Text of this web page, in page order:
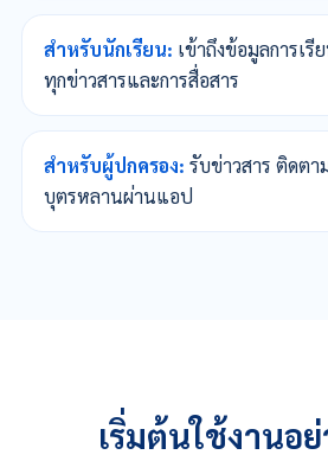
สำหรับนักเรียน: เข้าถึงข้อมูลการเ
ทุกข่าวสารและการสื่อสาร
สำหรับผู้ปกครอง: รับข่าวสาร ติดตา
บุตรหลานผ่านแอป
เริ่มต้นใช้งานอ